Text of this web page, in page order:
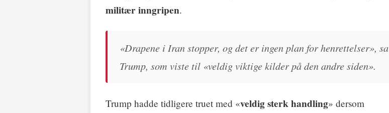
militær inngripen.
«Drapene i Iran stopper, og det er ingen plan for henrettelser», sa
Trump, som viste til «veldig viktige kilder på den andre siden».
Trump hadde tidligere truet med «veldig sterk handling» dersom